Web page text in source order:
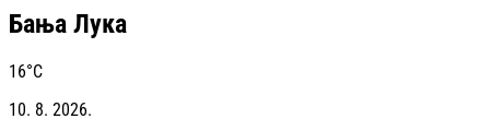
Бања Лука
16°C
10. 8. 2026.